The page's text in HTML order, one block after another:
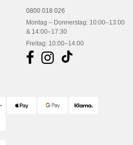
0800 018 026
Montag – Donnerstag: 10:00–13:00
& 14:00–17:30
Freitag: 10:00–14:00